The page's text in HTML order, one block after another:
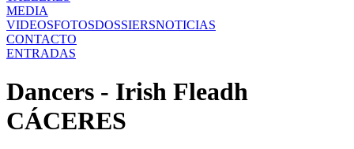
MEDIA
VIDEOSFOTOSDOSSIERSNOTICIAS
CONTACTO
ENTRADAS
Dancers - Irish Fleadh
CÁCERES